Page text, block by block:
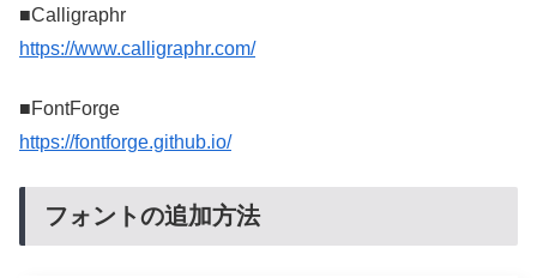
■Calligraphr
https://www.calligraphr.com/
■FontForge
https://fontforge.github.io/
フォントの追加方法